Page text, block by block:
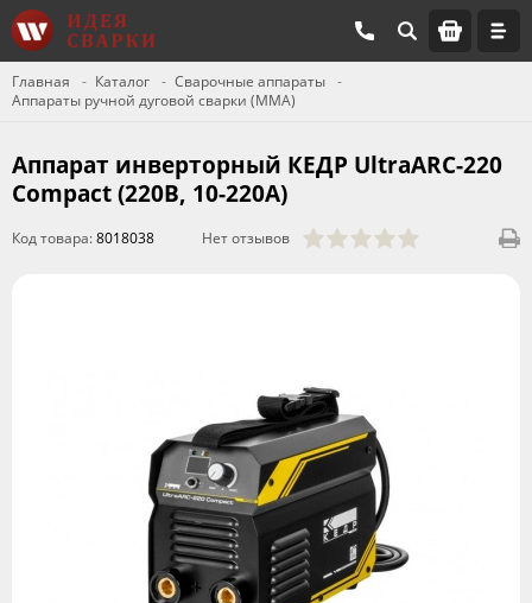
Главная Каталог
Сварочные аппараты
Аппараты ручной дуговой сварки (MMA)
Аппарат инверторный КЕДР UltraARC-220
Compact (220В, 10-220А)
Код товара:8018038 Нет отзывов